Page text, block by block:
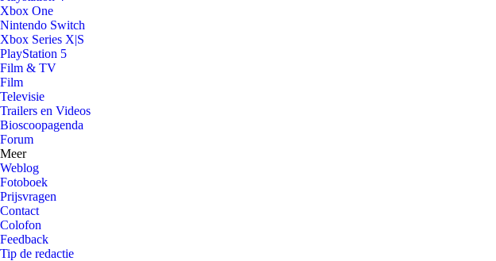
Xbox One
Nintendo Switch
Xbox Series X|S
PlayStation 5
Film & TV
Film
Televisie
Trailers en Videos
Bioscoopagenda
Forum
Meer
Weblog
Fotoboek
Prijsvragen
Contact
Colofon
Feedback
Tip de redactie